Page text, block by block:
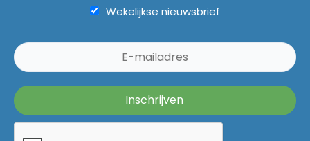
Wekelijkse nieuwsbrief